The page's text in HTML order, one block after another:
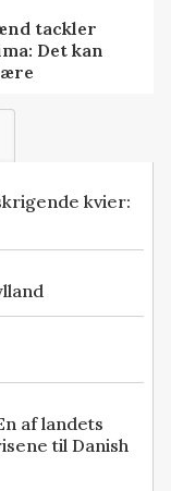
tackler
Det kan
kvier:
af landets
til Danish